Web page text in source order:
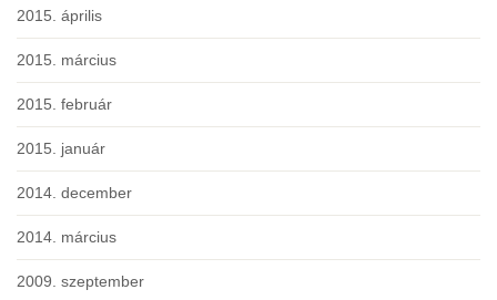
2015. április
2015. március
2015. február
2015. január
2014. december
2014. március
2009. szeptember